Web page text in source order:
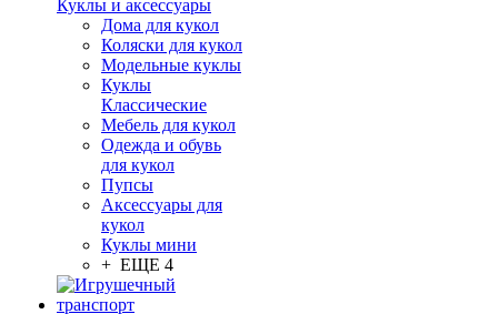
Куклы и аксессуары
Дома для кукол
Коляски для кукол
Модельные куклы
Куклы
Классические
Мебель для кукол
Одежда и обувь
для кукол
Пупсы
Аксессуары для
кукол
Куклы мини
+ ЕЩЕ 4